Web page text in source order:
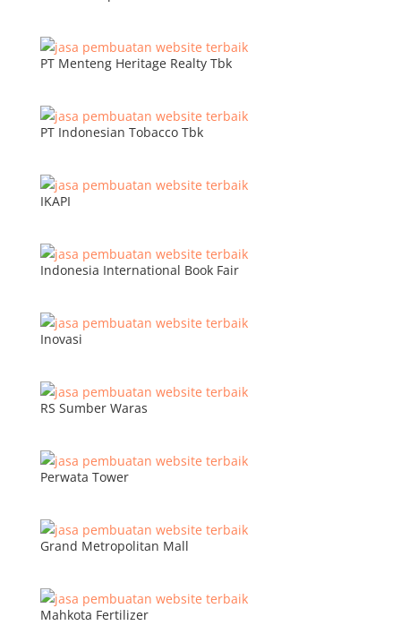
PT Menteng Heritage Realty Tbk
PT Indonesian Tobacco Tbk
IKAPI
Indonesia International Book Fair
Inovasi
RS Sumber Waras
Perwata Tower
Grand Metropolitan Mall
Mahkota Fertilizer